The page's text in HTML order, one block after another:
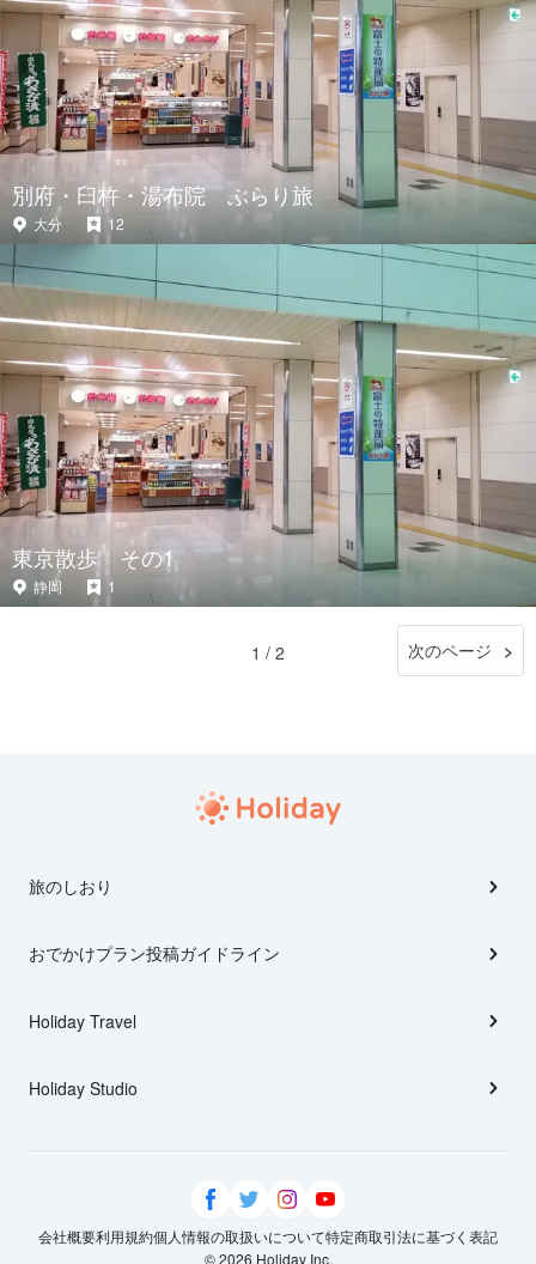
別府・臼杵・湯布院 ぶらり旅
大分 12
東京散歩 その1
静岡 1
1 / 2 次のページ
旅のしおり
おでかけプラン投稿ガイドライン
Holiday Travel
Holiday Studio
会社概要利用規約個人情報の取扱いについて特定商取引法に基づく表記
© 2026 Holiday Inc.